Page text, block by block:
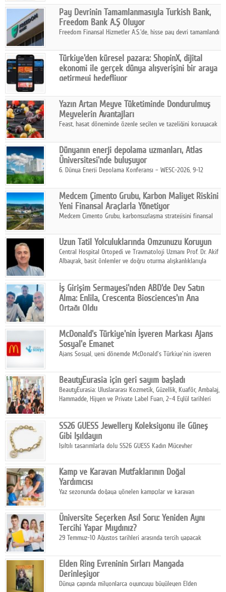
Pay Devrinin Tamamlanmasıyla Turkish Bank,
Freedom Bank A.Ş Oluyor
Freedom Finansal Hizmetler A.Ş.'de, hisse pay devri tamamlandı
Turkish Bank'ın ticaret unvanının “Freedom Bank A.Ş.” olmasına
karar verildi.
Türkiye'den küresel pazara: ShopinX, dijital
ekonomi ile gerçek dünya alışverişini bir araya
getirmeyi hedefliyor
ekonomi ile gerçek dünya alışveriş deneyimi arasında köprü
kurmayı hedefleyen vizyonuyla uluslararası pazarlara açılıyor.
Yazın Artan Meyve Tüketiminde Dondurulmuş
Meyvelerin Avantajları
Feast, hasat döneminde özenle seçilen ve tazeliğini koruyacak
pratik, güvenilir ve lezzetli bir alternatif sunuyor.
Dünyanın enerji depolama uzmanları, Atlas
Üniversitesi'nde buluşuyor
6. Dünya Enerji Depolama Konferansı – WESC-2026, 9-12
sahipliğinde gerçekleştirilecek.
Medcem Çimento Grubu, Karbon Maliyet Riskini
Yeni Finansal Araçlarla Yönetiyor
Medcem Çimento Grubu, karbonsuzlaşma stratejisini finansal
Uzun Tatil Yolculuklarında Omzunuzu Koruyun
Central Hospital Ortopedi ve Travmatoloji Uzmanı Prof. Dr. Akif
Albayrak, basit önlemler ve doğru oturma alışkanlıklarıyla
İş Girişim Sermayesi'nden ABD'de Dev Satın
Alma: Enlila, Crescenta Biosciences'ın Ana
Ortağı Oldu
stratejisini uluslararası ölçeğe taşıyan satın alma hamlesini
tamamladı.
McDonald's Türkiye'nin İşveren Markası Ajans
Sosyal'e Emanet
Ajans Sosyal, yeni dönemde McDonald's Türkiye'nin işveren
BeautyEurasia için geri sayım başladı
BeautyEurasia: Uluslararası Kozmetik, Güzellik, Kuaför, Ambalaj,
Hammadde, Hijyen ve Private Label Fuarı, 2–4 Eylül tarihleri
SS26 GUESS Jewellery Koleksiyonu ile Güneş
Gibi Işıldayın
Işıltılı tasarımlarla dolu SS26 GUESS Kadın Mücevher
dokunuşunu taşıyor.
Kamp ve Karavan Mutfaklarının Doğal
Yardımcısı
Yaz sezonunda doğaya yönelen kampçılar ve karavan
temizlik sağlayan, çevreye duyarlı bitkisel içerikli ürünleri tercih
ediyor.
Üniversite Seçerken Asıl Soru: Yeniden Aynı
Tercihi Yapar Mıydınız?
29 Temmuz-10 Ağustos tarihleri arasında tercih yapacak
Elden Ring Evreninin Sırları Mangada
Derinleşiyor
Dünya çapında milyonlarca oyuncuyu büyüleyen Elden